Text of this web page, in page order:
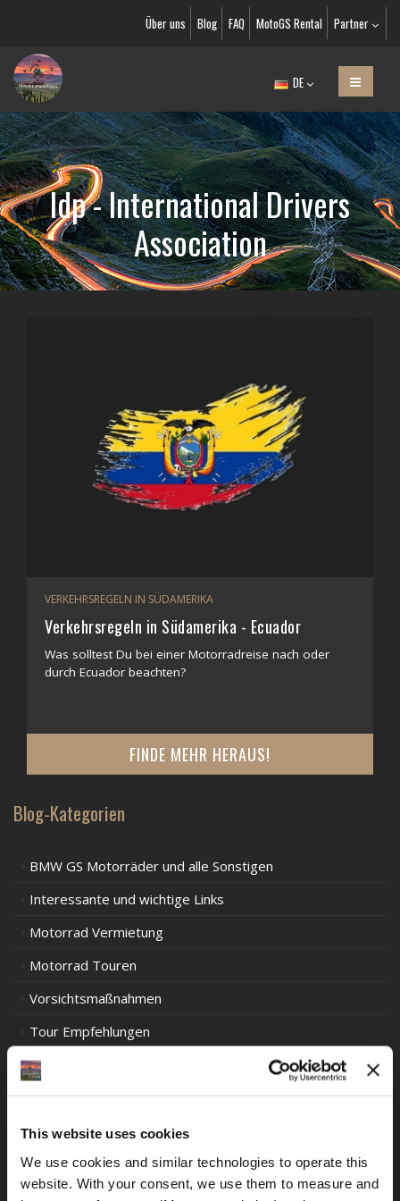
This website uses cookies
We use cookies and similar technologies to operate this
website. With your consent, we use them to measure and
Über uns Blog FAQ MotoGS Rental Partner
DE
Idp - International Drivers
Association
VERKEHRSREGELN IN SÜDAMERIKA
Verkehrsregeln in Südamerika - Ecuador
Was solltest Du bei einer Motorradreise nach oder
durch Ecuador beachten?
FINDE MEHR HERAUS!
Blog-Kategorien
BMW GS Motorräder und alle Sonstigen
Interessante und wichtige Links
Motorrad Vermietung
Motorrad Touren
Vorsichtsmaßnahmen
Tour Empfehlungen
Verkehrsregeln in Europa
Verkehrsregeln Ozeanien
Motorrad-Rennerlebnisse alter Schule